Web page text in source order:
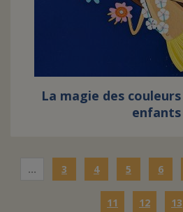
La magie des
enfants
… 3 4 5 6
11 12 13